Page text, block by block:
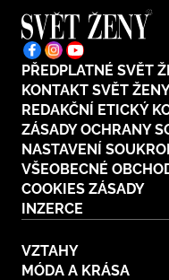
PŘEDPLATNÉ SVĚT
KONTAKT SVĚT
REDAKČNÍ ETICKÝ
ZÁSADY OCHRANY
NASTAVENÍ
VŠEOBECNÉ
COOKIES ZÁSADY
INZERCE
VZTAHY
MÓDA A KRÁSA